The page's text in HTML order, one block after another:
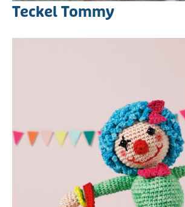
Teckel Tommy